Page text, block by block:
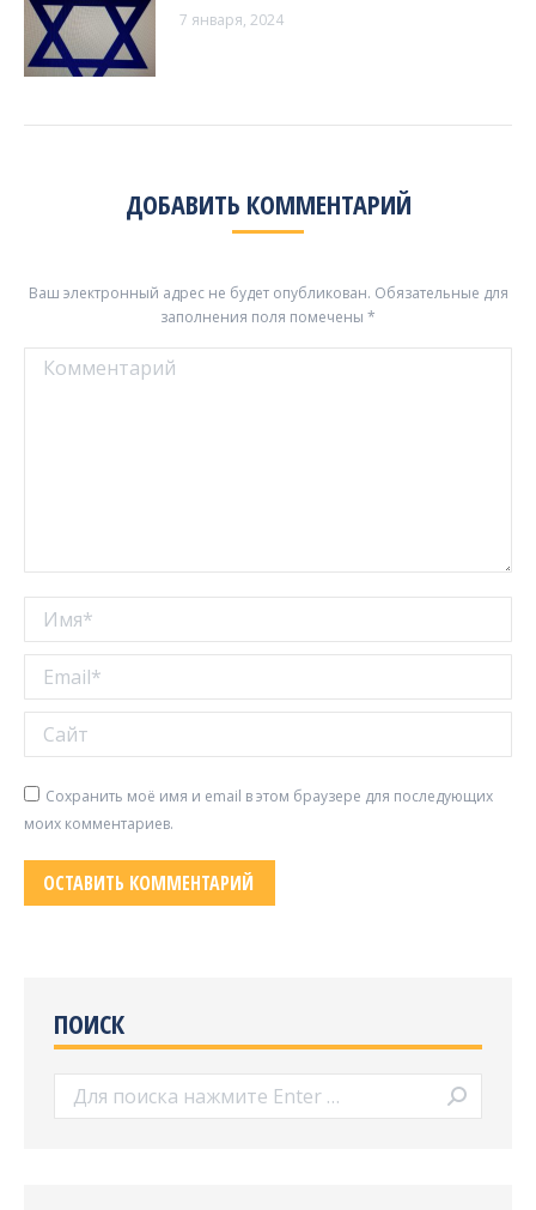
7 января, 2024
ДОБАВИТЬ КОММЕНТАРИЙ
Ваш электронный адрес не будет опубликован. Обязательные для
заполнения поля помечены *
Комментарий
Имя *
Email *
Сайт
Сохранить моё имя и email в этом браузере для последующих
моих комментариев.
ОСТАВИТЬ КОММЕНТАРИЙ
ПОИСК
Поиск: